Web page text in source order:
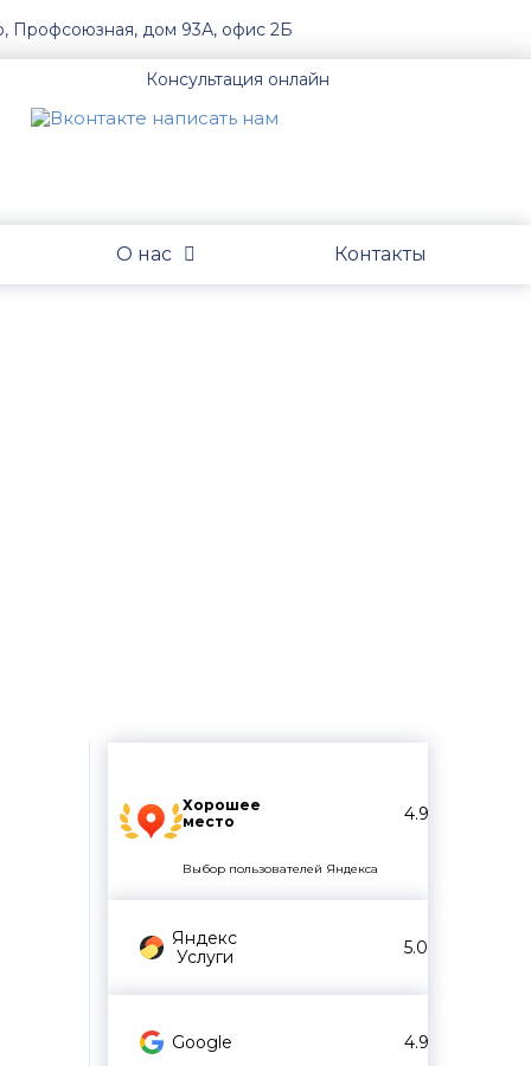
Профсоюзная, дом 93А, офис 2Б
Консультация онлайн
О нас Контакты
Хорошее
место
4.9
Выбор пользователей Яндекса
Яндекс
Услуги
5.0
Google 4.9